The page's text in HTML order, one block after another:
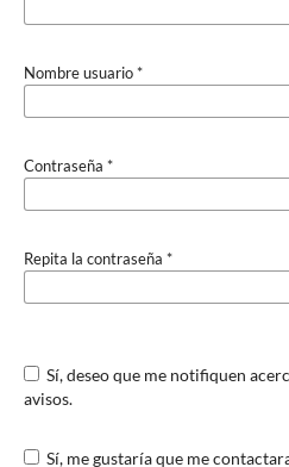
Nombre usuario*
Contraseña *
Repita la contraseña *
Sí, deseo que me notifiquen acerca de nuevas publicaciones y
avisos.
Sí, me gustaría que me contactaran para revisar artículos de